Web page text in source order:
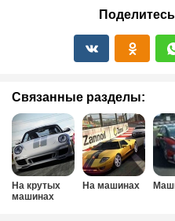
Связанные разделы:
На крутых
машинах
На машинах